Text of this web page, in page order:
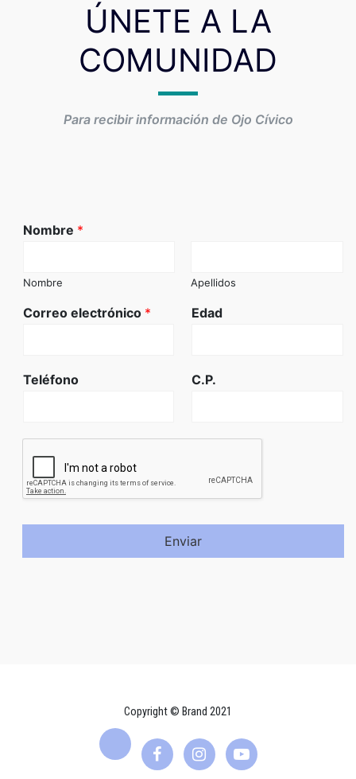
ÚNETE A LA
COMUNIDAD
Para recibir información de Ojo Cívico
Nombre *
Nombre Apellidos
Correo electrónico * Edad
Teléfono C.P.
Enviar
Copyright © Brand 2021